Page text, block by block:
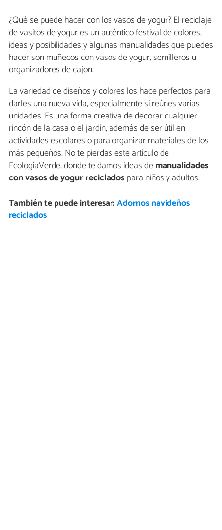
¿Qué se puede hacer con los vasos de yogur? El reciclaje
de vasitos de yogur es un auténtico festival de colores,
ideas y posibilidades y algunas manualidades que puedes
hacer son muñecos con vasos de yogur, semilleros u
organizadores de cajon.
La variedad de diseños y colores los hace perfectos para
darles una nueva vida, especialmente si reúnes varias
unidades. Es una forma creativa de decorar cualquier
rincón de la casa o el jardín, además de ser útil en
actividades escolares o para organizar materiales de los
más pequeños. No te pierdas este artículo de
EcologíaVerde, donde te damos ideas demanualidades
con vasos de yogur reciclados para niños y adultos.
También te puede interesar:Adornos navideños
reciclados